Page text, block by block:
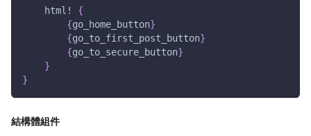
html!
{
{go_home_button}
{go_to_first_post_button}
{go_to_secure_button}
}
}
結構體組件